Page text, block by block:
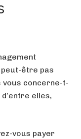
peut-être pas
vous concerne-t-
elles,
vous payer